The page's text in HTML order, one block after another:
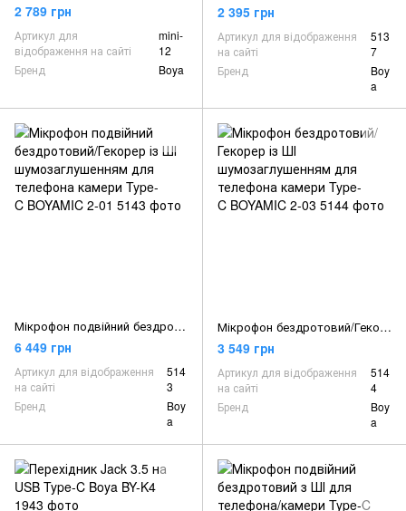
2 789 грн
Артикул для
відображення на сайті
mini-
12
Бренд
Boya
2 395 грн
Артикул для відображення
на сайті
513
7
Бренд
Boy
a
Мікрофон подвійний бездротовий/Гекорер із ШІ шумозаглушенням для телефона камери Type-C BOYAMIC 2-01
6 449 грн
Артикул для відображення
на сайті
514
3
Бренд
Boy
a
Мікрофон бездротовий/Гекорер із ШІ шумозаглушенням для телефона камери Type-C BOYAMIC 2-03
3 549 грн
Артикул для відображення
на сайті
514
4
Бренд
Boy
a